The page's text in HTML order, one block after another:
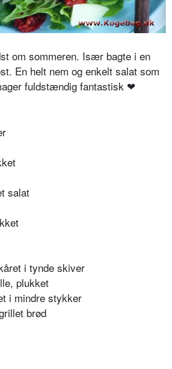
om sommeren. Især bagte i en
En helt nem og enkelt salat som
fuldstændig fantastisk ❤
salat
i tynde skiver
plukket
i mindre stykker
brød